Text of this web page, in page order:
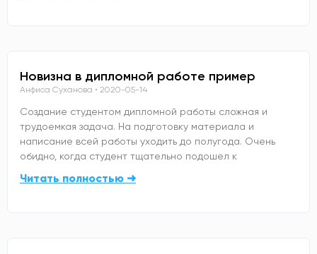
Новизна в дипломной работе пример
Анфиса Суханова 2020-05-14
Создание студентом дипломной работы сложная и
трудоемкая задача. На подготовку материала и
написание всей работы уходить до полугода. Очень
обидно, когда студент тщательно подошел к
Читать полностью ➜